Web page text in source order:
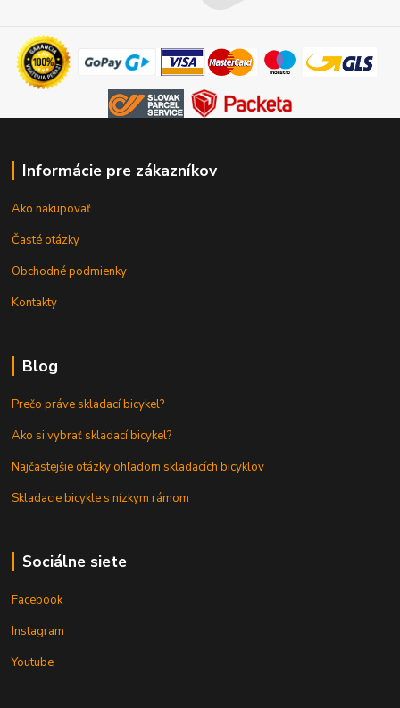
Informácie pre zákazníkov
Ako nakupovať
Časté otázky
Obchodné podmienky
Kontakty
Blog
Prečo práve skladací bicykel?
Ako si vybrať skladací bicykel?
Najčastejšie otázky ohľadom skladacích bicyklov
Skladacie bicykle s nízkym rámom
Sociálne siete
Facebook
Instagram
Youtube